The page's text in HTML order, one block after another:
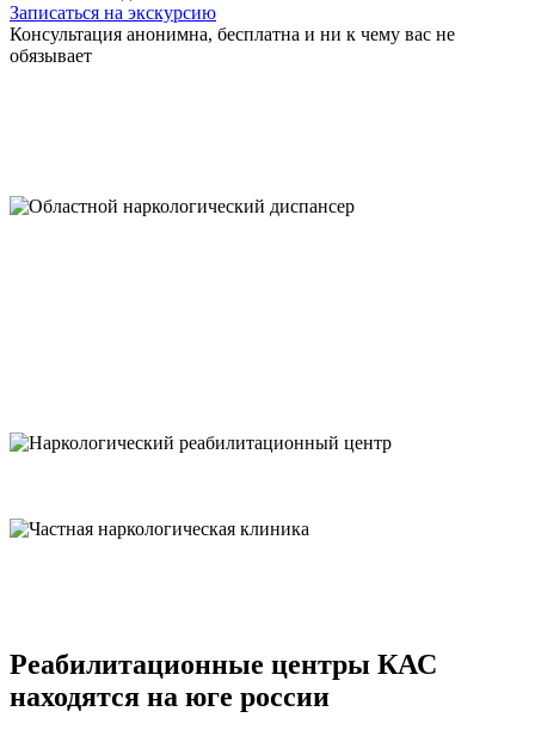
Записаться на экскурсию
Консультация анонимна, бесплатна и ни к чему вас не
обязывает
Реабилитационные центры КАС
находятся на юге россии